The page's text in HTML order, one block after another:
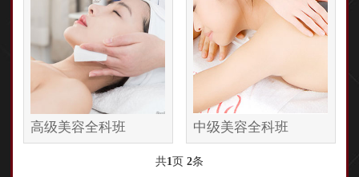
高级美容全科班 中级美容全科班
共1 页 2条